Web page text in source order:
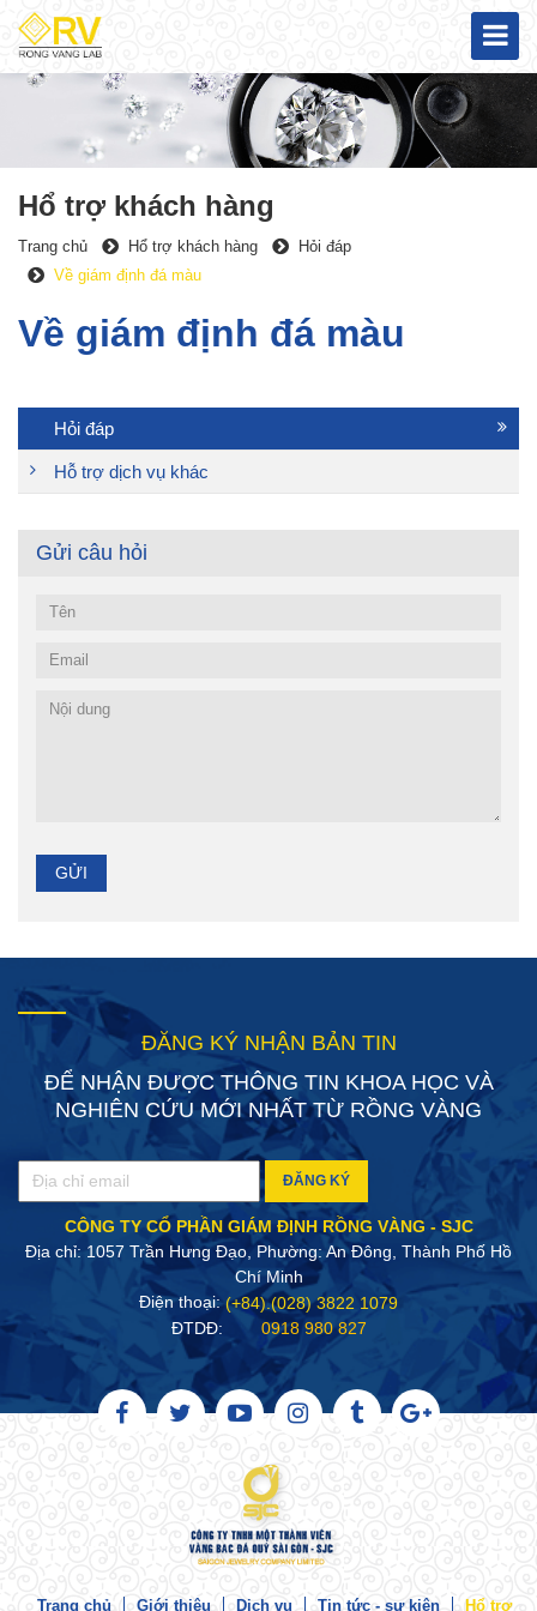
Hổ trợ khách hàng
Trang chủ Hổ trợ khách hàng
Hỏi đáp
Về giám định đá màu
Về giám định đá màu
Hỏi đáp
Hỗ trợ dịch vụ khác
Gửi câu hỏi
ĐĂNG KÝ NHẬN BẢN TIN
ĐỂ NHẬN ĐƯỢC THÔNG TIN KHOA HỌC VÀ
NGHIÊN CỨU MỚI NHẤT TỪ RỒNG VÀNG
ĐĂNG KÝ
CÔNG TY CỔ PHẦN GIÁM ĐỊNH RỒNG VÀNG - SJC
Địa chỉ: 1057 Trần Hưng Đạo, Phường: An Đông, Thành Phố Hồ
Chí Minh
Điện thoại:(+84).(028) 3822 1079
ĐTDĐ: 0918 980 827
Trang chủ Giới thiệu Dịch vụ Tin tức - sự kiện Hổ trợ